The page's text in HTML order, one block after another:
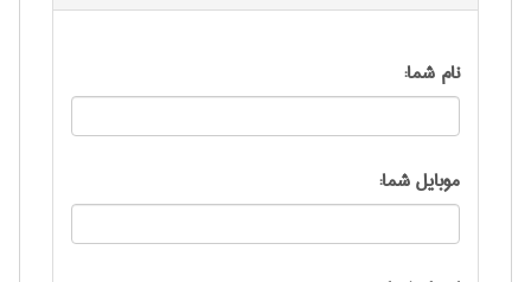
نام شما:
موبایل شما: